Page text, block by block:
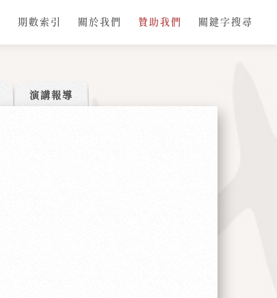
期數索引 關於我們 贊助我們 關鍵字搜尋
演講報導